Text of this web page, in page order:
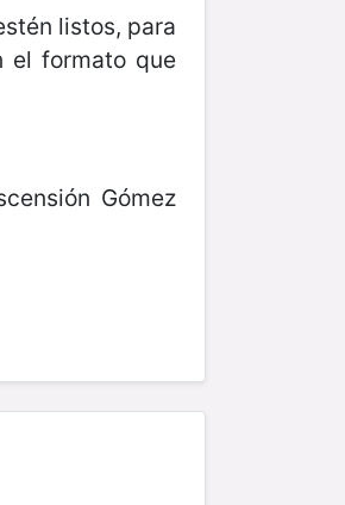
listos, para
el formato que
Gómez